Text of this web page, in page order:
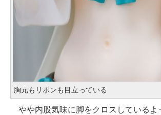
胸元もリボンも目立っている
やや内股気味に脚をクロスしているよ